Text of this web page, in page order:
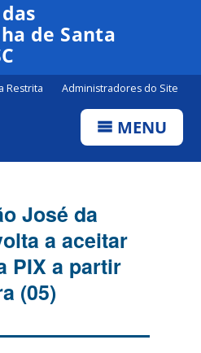
de Santa
Restrita Administradores do Site
MENU
José da
a aceitar
PIX a partir
(05)